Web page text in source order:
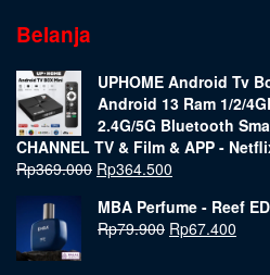
Belanja
UPHOME Android Tv
Android 13 Ram 1/2/
2.4G/5G Bluetooth
CHANNEL TV & Film & APP -
Rp369.000 Rp364.500
MBA Perfume - Reef
Rp79.900 Rp67.400